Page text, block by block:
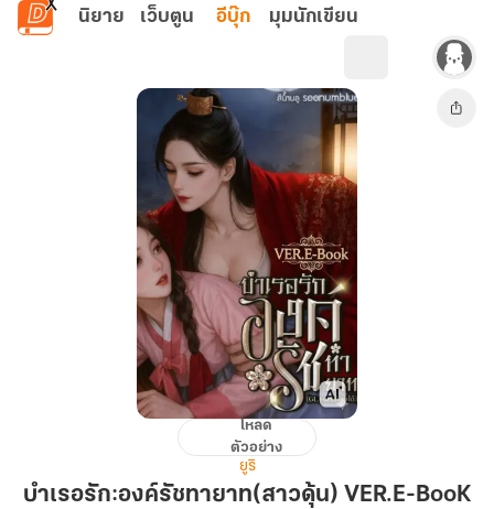
ข้ามไปยังเนื้อหาหลัก
นิยาย เว็บตูน อีบุ๊ก มุมนักเขียน
บำเรอ
รัก:องค์
รัชทายาท(สาว
โหลด
ตัวอย่าง
ยูริ
บำเรอรัก:องค์รัชทายาท(สาวดุ้น) VER.E-BooK